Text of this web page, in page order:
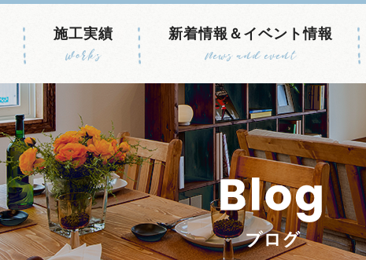
施工実績
Works
新着情報＆イベント情報
News and event